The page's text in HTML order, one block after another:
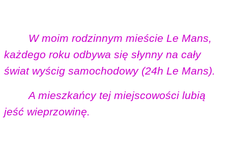
W moim rodzinnym mieście Le Mans,
każdego roku odbywa się słynny na cały
świat wyścig samochodowy (24h Le Mans).
A mieszkańcy tej miejscowości lubią
jeść wieprzowinę.